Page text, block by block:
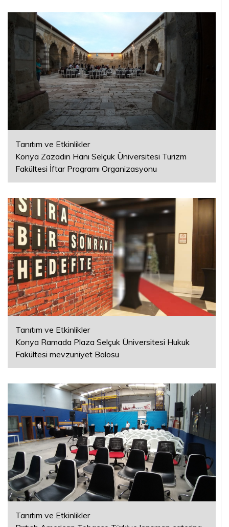
Tanıtım ve Etkinlikler
Konya Zazadın Hanı Selçuk Üniversitesi Turizm
Fakültesi İftar Programı Organizasyonu
Tanıtım ve Etkinlikler
Konya Ramada Plaza Selçuk Üniversitesi Hukuk
Fakültesi mevzuniyet Balosu
Tanıtım ve Etkinlikler